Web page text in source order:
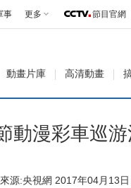
事 更多 節目官網
動畫片庫 高清動畫
動漫彩車巡
來源:央視網 2017年04月13